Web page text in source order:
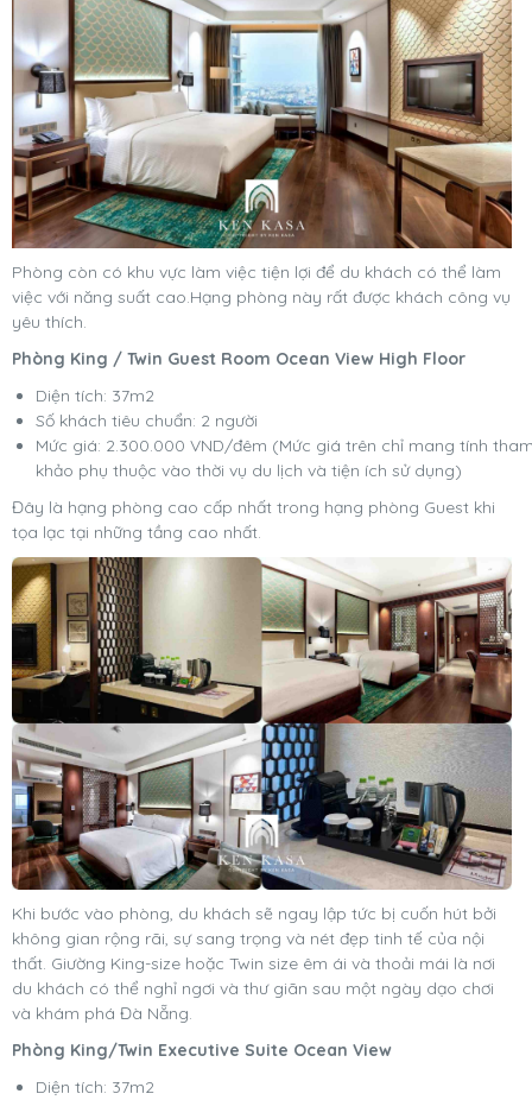
Phòng còn có khu vực làm việc tiện lợi để du khách có thể làm
việc với năng suất cao.Hạng phòng này rất được khách công vụ
yêu thích.
Phòng King / Twin Guest Room Ocean View High Floor
Diện tích: 37m2
Số khách tiêu chuẩn: 2 người
Mức giá: 2.300.000 VND/đêm (Mức giá trên chỉ mang tính
khảo phụ thuộc vào thời vụ du lịch và tiện ích sử dụng)
Đây là hạng phòng cao cấp nhất trong hạng phòng Guest khi
tọa lạc tại những tầng cao nhất.
Khi bước vào phòng, du khách sẽ ngay lập tức bị cuốn hút bởi
không gian rộng rãi, sự sang trọng và nét đẹp tinh tế của nội
thất. Giường King-size hoặc Twin size êm ái và thoải mái là nơi
du khách có thể nghỉ ngơi và thư giãn sau một ngày dạo chơi
và khám phá Đà Nẵng.
Phòng King/Twin Executive Suite Ocean View
Diện tích: 37m2